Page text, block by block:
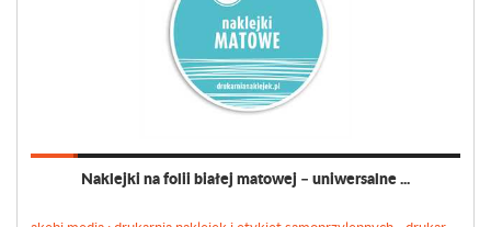
Naklejki na folii białej matowej – uniwersalne ...